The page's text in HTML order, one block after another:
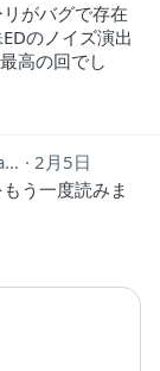
がバグで存在
のノイズ演出
高の回でし
2月5日
う一度読みま